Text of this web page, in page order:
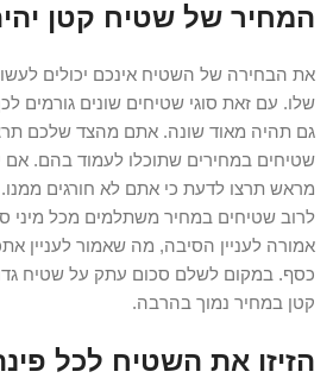
המחיר של שטיח קטן
את הבחירה של השטיח אינכם יכולים
שלו. עם זאת סוגי שטיחים שונים גורמים
גם תהיה מאוד שונה. אתם מהצד שלכם
שטיחים במחירים שתוכלו לעמוד בהם. אם
מראש תרצו לדעת כי אתם לא חורגים ממנו.
לרוב שטיחים במחיר משתלמים מכל מיני
אמורה לעניין הסיבה, מה שאמור לעניין
כסף. במקום לשלם סכום עתק על שטיח
קטן במחיר נמוך בהרבה.
הזיזו את השטיח לכל